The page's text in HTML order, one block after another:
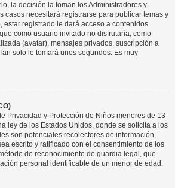
la decisión la toman los Administradores y
casos necesitará registrarse para publicar temas y
estar registrado le dará acceso a contenidos
como usuario invitado no disfrutaría, como
(avatar), mensajes privados, suscripción a
solo le tomará unos segundos. Es muy
Privacidad y Protección de Niños menores de 13
ley de los Estados Unidos, donde se solicita a los
son potenciales recolectores de información,
escrito y ratificado con el consentimiento de los
de reconocimiento de guardia legal, que
personal identificable de un menor de edad.